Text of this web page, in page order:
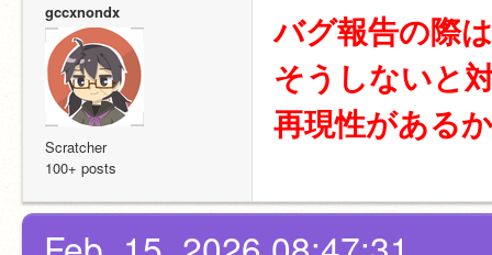
gccxnondx
Scratcher
100+ posts
バグ報告の際
そうしないと
再現性がある